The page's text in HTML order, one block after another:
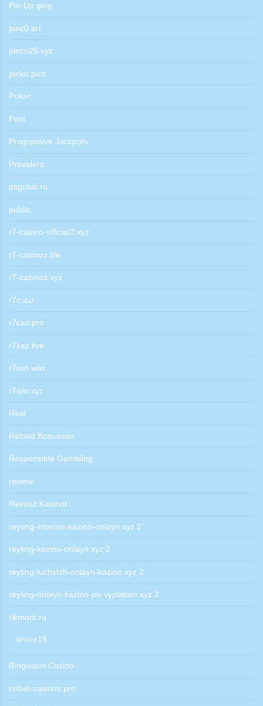
Pin-Up giriş
pinc0.art
pinco25.xyz
pinko.pics
Poker
Post
Progressive Jackpots
Providers
psgclub.ru
public
r7-casino-official2.xyz
r7-casinoz.life
r7-cazinos.xyz
r7c.icu
r7caz.pro
r7kaz.live
r7win.wiki
r7win.xyz
Real
Reload Bonussen
Responsible Gambling
review
Revolut Kasinot
reyting-internet-kazino-onlayn.xyz 2
reyting-kazino-onlayn.xyz 2
reyting-luchshih-onlayn-kazino.xyz 2
reyting-onlayn-kazino-po-vyplatam.xyz 2
rikmorti.ru
ancor15
Ringospin Casino
riobet-casinos.pro